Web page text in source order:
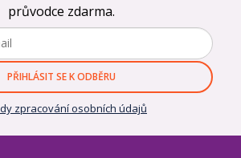
průvodce zdarma.
PŘIHLÁSIT SE K ODBĚRU
zpracování osobních údajů